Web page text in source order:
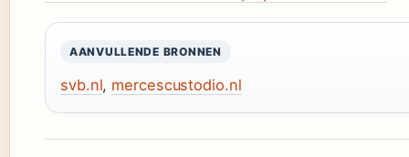
AANVULLENDE BRONNEN
svb.nl, mercescustodio.nl